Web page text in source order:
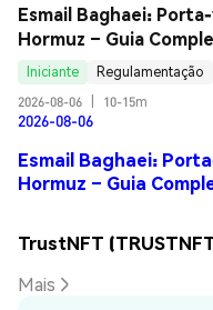
Esmail Baghaei:
Hormuz – Guia
Iniciante
Regulamentação
2026-08-06
10-15m
2026-08-06
Esmail Baghaei:
Hormuz – Guia
TrustNFT
Mais